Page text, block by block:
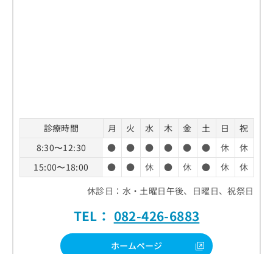
診療時間 月 火 水 木 金 土 日
祝
8:30〜12:30
● ● ● ● ● ● 休
休
15:00〜18:00
● ● 休 ● 休 ● 休
休
休診日：水・土曜日午後、日曜日、祝祭日
TEL： 082-426-6883
ホームページ